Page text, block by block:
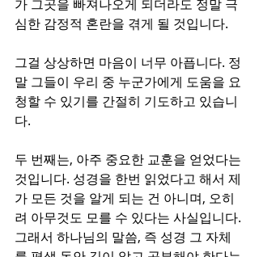
가 그곳을 빠져나오게 되더라도 정말 극
심한 감정적 혼란을 겪게 될 것입니다.
그걸 상상하면 마음이 너무 아픕니다. 정
말 그들이 우리 중 누군가에게 도움을 요
청할 수 있기를 간절히 기도하고 있습니
다.
두 번째는, 아주 중요한 교훈을 얻었다는
것입니다. 성경을 한번 읽었다고 해서 제
가 모든 것을 알게 되는 건 아니며, 오히
려 아무것도 모를 수 있다는 사실입니다.
그래서 하나님의 말씀, 즉 성경 그 자체